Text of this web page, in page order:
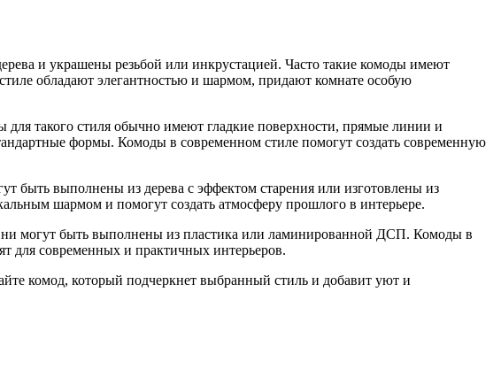
и украшены резьбой или инкрустацией. Часто такие комоды имеют
обладают элегантностью и шармом, придают комнате особую
такого стиля обычно имеют гладкие поверхности, прямые линии и
формы. Комоды в современном стиле помогут создать современную
выполнены из дерева с эффектом старения или изготовлены из
шармом и помогут создать атмосферу прошлого в интерьере.
могут быть выполнены из пластика или ламинированной ДСП. Комоды в
для современных и практичных интерьеров.
комод, который подчеркнет выбранный стиль и добавит уют и